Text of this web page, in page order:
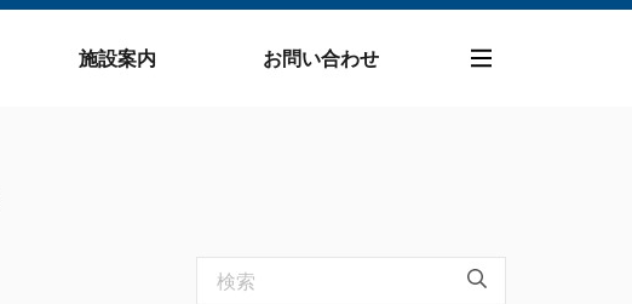
施設案内 お問い合わせ